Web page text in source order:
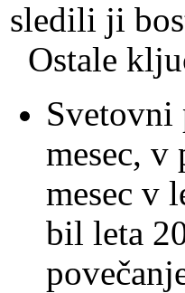
sledili ji
Ostale
Svetovni
mesec, v
mesec v
bil leta